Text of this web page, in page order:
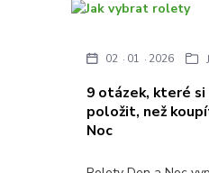
9 otázek, které si
položit, než
Noc
02 01 2026